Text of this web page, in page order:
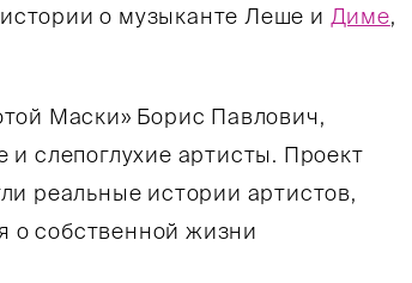
о музыканте Леше и Диме,
Маски» Борис Павлович,
и слепоглухие артисты. Проект
реальные истории артистов,
о собственной жизни